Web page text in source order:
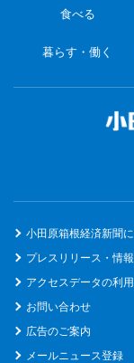
食べる
暮らす・働く
小田原箱根経済新聞
プレスリリース・情
アクセスデータの利
お問い合わせ
広告のご案内
メールニュース登録